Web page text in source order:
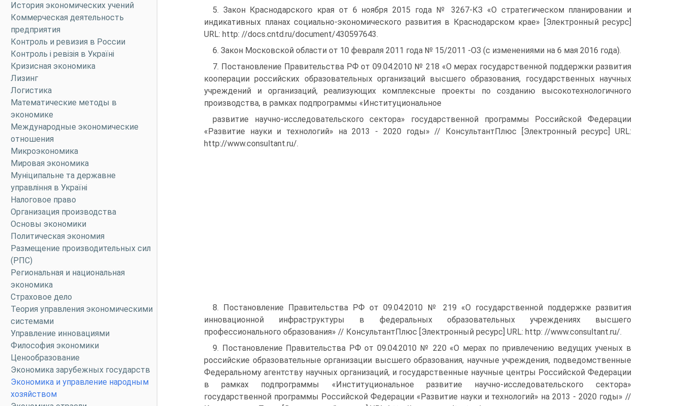
История экономических учений
Коммерческая деятельность
предприятия
Контроль и ревизия в России
Контроль і ревізія в Україні
Кризисная экономика
Лизинг
Логистика
Математические методы в
экономике
Международные экономические
отношения
Микроэкономика
Мировая экономика
Муніципальне та державне
управління в Україні
Налоговое право
Организация производства
Основы экономики
Политическая экономия
Размещение производительных сил
(РПС)
Региональная и национальная
экономика
Страховое дело
Теория управления экономическими
системами
Управление инновациями
Философия экономики
Ценообразование
Экономика зарубежных государств
Экономика и управление народным
хозяйством
5. Закон Краснодарского края от 6 ноября 2015 года № 3267-КЗ «О стратегическом планировании и
индикативных планах социально-экономиче­ского развития в Краснодарском крае» [Электронный ресурс]
URL: http: //docs.cntd.ru/document/430597643.
6. Закон Московской области от 10 февраля 2011 года № 15/2011 -ОЗ (с изменениями на 6 мая 2016 года).
7. Постановление Правительства РФ от 09.04.2010 № 218 «О мерах государственной поддержки развития
кооперации российских образователь­ных организаций высшего образования, государственных научных
учрежде­ний и организаций, реализующих комплексные проекты по созданию высоко­технологичного
производства, в рамках подпрограммы «Институциональное
развитие научно-исследовательского сектора» государственной программы Российской Федерации
«Развитие науки и технологий» на 2013 - 2020 годы» // КонсультантПлюс [Электронный ресурс] URL:
http://www.consultant.ru/.
8. Постановление Правительства РФ от 09.04.2010 № 219 «О госу­дарственной поддержке развития
инновационной инфраструктуры в феде­ральных образовательных учреждениях высшего
профессионального образо­вания» // КонсультантПлюс [Электронный ресурс] URL: http: //www.consultant.ru/.
9. Постановление Правительства РФ от 09.04.2010 № 220 «О мерах по привлечению ведущих ученых в
российские образовательные организации высшего образования, научные учреждения, подведомственные
Федераль­ному агентству научных организаций, и государственные научные центры Российской Федерации
в рамках подпрограммы «Институциональное разви­тие научно-исследовательского сектора»
государственной программы Россий­ской Федерации «Развитие науки и технологий» на 2013 - 2020 годы» //